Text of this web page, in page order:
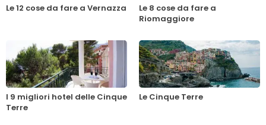
Le 12 cose da fare a Vernazza
Le 8 cose da fare a
Riomaggiore
I 9 migliori hotel delle Cinque
Terre
Le Cinque Terre